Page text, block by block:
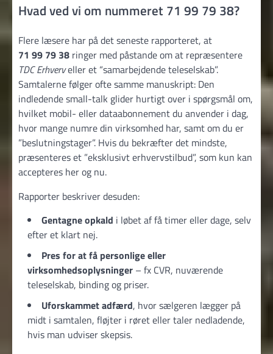
Hvad ved vi om nummeret 71 99 79 38?
Flere læsere har på det seneste rapporteret, at
71 99 79 38 ringer med påstande om at repræsentere
TDC Erhverveller et “samarbejdende teleselskab”.
Samtalerne følger ofte samme manuskript: Den
indledende small-talk glider hurtigt over i spørgsmål om,
hvilket mobil- eller dataabonnement du anvender i dag,
hvor mange numre din virksomhed har, samt om du er
”beslutningstager”. Hvis du bekræfter det mindste,
præsenteres et ”eksklusivt erhvervstilbud”, som kun kan
accepteres her og nu.
Rapporter beskriver desuden:
Gentagne opkald i løbet af få timer eller dage, selv
efter et klart nej.
Pres for at få personlige eller
virksomhedsoplysninger – fx CVR, nuværende
teleselskab, binding og priser.
Uforskammet adfærd, hvor sælgeren lægger på
midt i samtalen, fløjter i røret eller taler nedladende,
hvis man udviser skepsis.